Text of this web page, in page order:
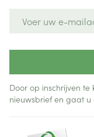
Door op inschrijven te
nieuwsbrief en gaat